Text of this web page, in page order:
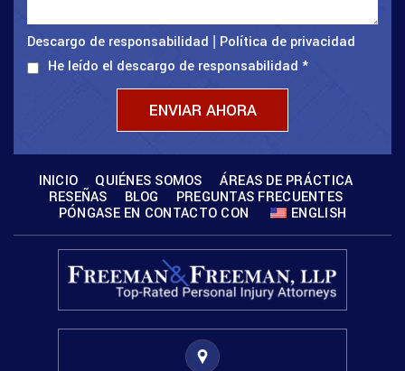
Descargo de responsabilidad
Política de privacidad
He leído el descargo de responsabilidad *
INICIO QUIÉNES SOMOS
ÁREAS DE PRÁCTICA
RESEÑAS
BLOG
PREGUNTAS FRECUENTES
PÓNGASE EN CONTACTO CON
ENGLISH